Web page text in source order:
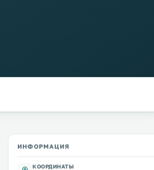
ИНФОРМАЦИЯ
КООРДИНАТЫ